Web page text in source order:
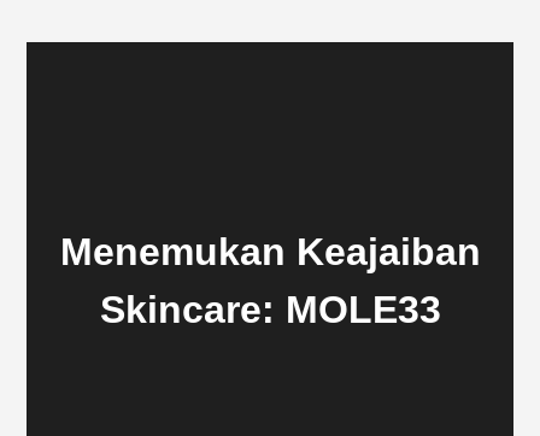
Menemukan Keajaiban
Skincare: MOLE33